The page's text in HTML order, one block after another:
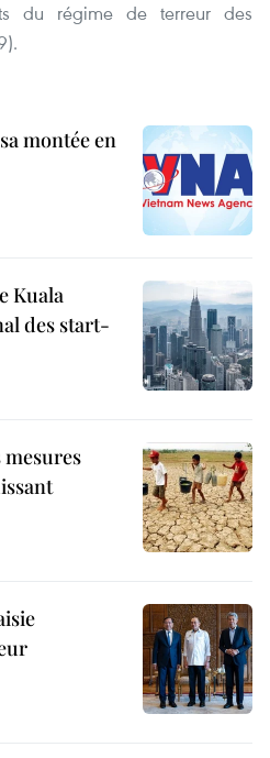
du régime de terreur des
montée en
Kuala
des start-